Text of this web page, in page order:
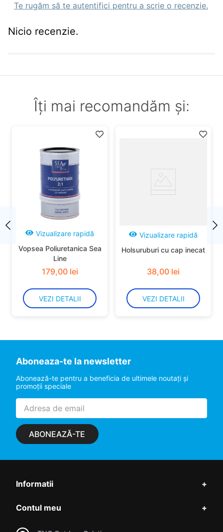
Te rugăm să te autentifici pentru a scrie o recenzie.
Nicio recenzie.
Îți mai recomandăm și:
Vizualizare rapidă
Vopsea Poliuretanica Sea
Line
179,00 lei
VEZI DETALII
Vizualizare rapidă
Holsuruburi cu cap inecat
38,00 lei
VEZI DETALII
Aboneaza-te la newsletter
Abonează-te pentru a beneficia de ultimele noutaţi şi
promoţii speciale
ABONEAZĂ-TE
Informatii +
Contul meu +